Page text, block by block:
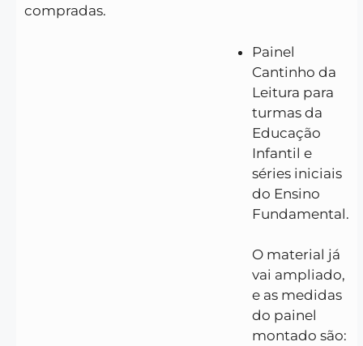
compradas.
Painel
Cantinho da
Leitura para
turmas da
Educação
Infantil e
séries iniciais
do Ensino
Fundamental.
O material já
vai ampliado,
e as medidas
do painel
montado são: